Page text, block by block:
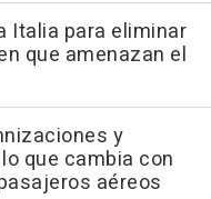
Italia para eliminar
que amenazan el
y
que cambia con
aéreos